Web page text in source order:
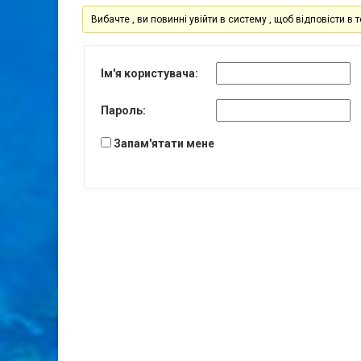
Вибачте , ви повинні увійти в систему , щоб відповісти в
Ім'я користувача:
Пароль:
Запам'ятати мене